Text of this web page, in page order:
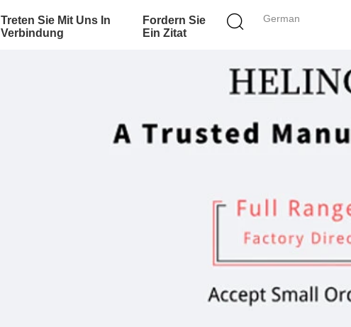
German
Treten Sie Mit Uns In
Verbindung
Fordern Sie
Ein Zitat